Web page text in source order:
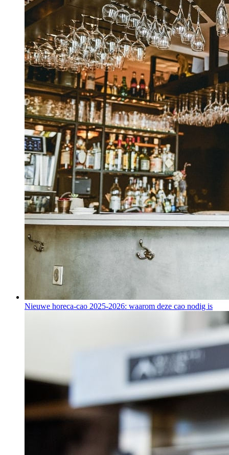
Nieuwe horeca-cao 2025-2026: waarom deze cao nodig is